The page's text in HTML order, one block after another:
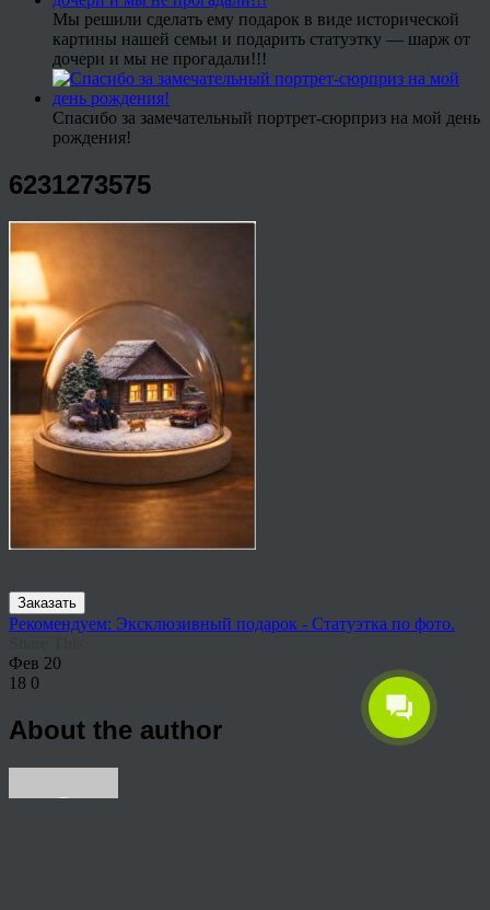
Мы решили сделать ему подарок в виде исторической
картины нашей семьи и подарить статуэтку — шарж от
дочери и мы не прогадали!!!
Спасибо за замечательный портрет-сюрприз на мой день
рождения!
6231273575
Заказать
Рекомендуем: Эксклюзивный подарок - Статуэтка по фото.
Фев 20
18 0
About the author